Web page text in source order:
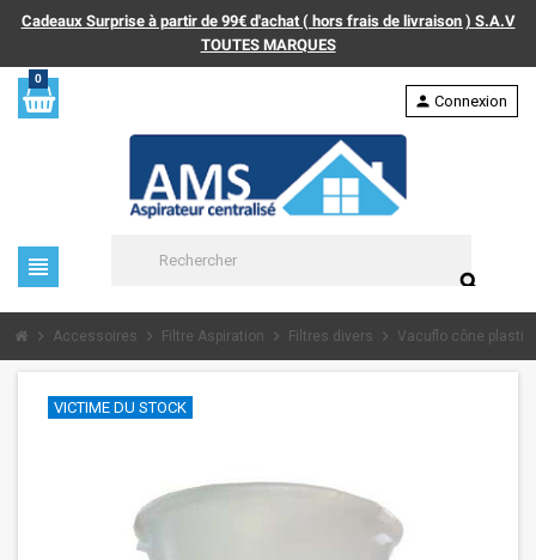
Cadeaux Surprise à partir de 99€ d'achat ( hors frais de livraison ) S.A.V
TOUTES MARQUES
0
view_headline
search
person Connexion
chevron_right Accessoires chevron_right Filtre Aspiration chevron_right Filtres divers chevron_right Vacuflo cône
VICTIME DU STOCK